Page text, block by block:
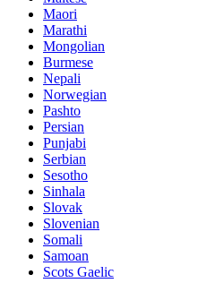
Maori
Marathi
Mongolian
Burmese
Nepali
Norwegian
Pashto
Persian
Punjabi
Serbian
Sesotho
Sinhala
Slovak
Slovenian
Somali
Samoan
Scots Gaelic